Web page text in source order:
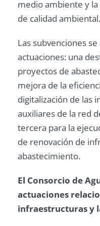
medio ambiente y
de calidad ambiental.
Las subvenciones
actuaciones: una
proyectos de
mejora de la
digitalización de las
auxiliares de la red
tercera para la
de renovación de
abastecimiento.
El Consorcio de
actuaciones
infraestructuras y